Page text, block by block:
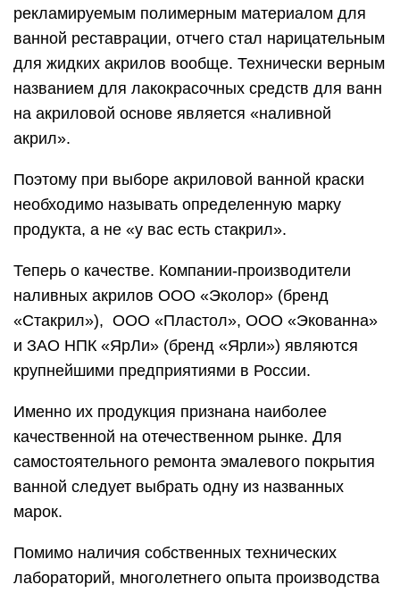
рекламируемым полимерным материалом для
ванной реставрации, отчего стал нарицательным
для жидких акрилов вообще. Технически верным
названием для лакокрасочных средств для ванн
на акриловой основе является «наливной
акрил».
Поэтому при выборе акриловой ванной краски
необходимо называть определенную марку
продукта, а не «у вас есть стакрил».
Теперь о качестве. Компании-производители
наливных акрилов ООО «Эколор» (бренд
«Стакрил»), ООО «Пластол», ООО «Экованна»
и ЗАО НПК «ЯрЛи» (бренд «Ярли») являются
крупнейшими предприятиями в России.
Именно их продукция признана наиболее
качественной на отечественном рынке. Для
самостоятельного ремонта эмалевого покрытия
ванной следует выбрать одну из названных
марок.
Помимо наличия собственных технических
лабораторий, многолетнего опыта производства